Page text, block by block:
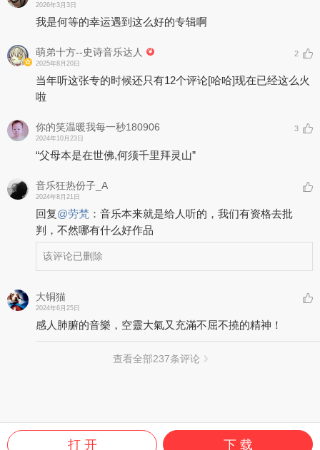
2026年3月3日
我是何等的幸运遇到这么好的专辑啊
萌弟十方--史诗音乐达人
2025年8月20日
2
当年听这张专的时候还只有12个评论[哈哈]现在已经这么火
啦
你的笑温暖我每一秒180906
2024年10月23日
3
“父母本是在世佛,何须千里拜灵山”
音乐狂热份子_A
2024年8月21日
回复@劳梵 ： 音乐本来就是给人听的，我们有资格去批
判，不然哪有什么好作品
该评论已删除
大铜猫
2024年6月25日
感人肺腑的音樂，空靈大氣又充滿不屈不撓的精神！
查看全部237条评论
打 开 下 载